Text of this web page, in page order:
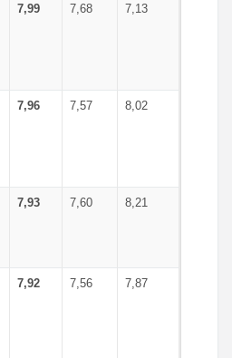
7,99 7,68 7,13
7,96 7,57 8,02
7,93 7,60 8,21
7,92 7,56 7,87